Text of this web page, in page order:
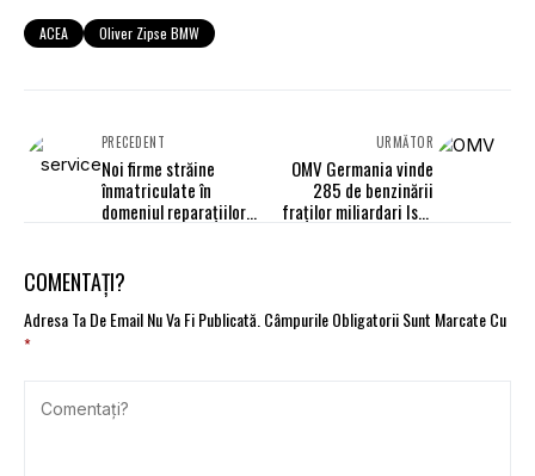
ACEA Oliver Zipse BMW
PRECEDENT
Noi firme străine
înmatriculate în
domeniul reparaţiilor
URMĂTOR
OMV Germania vinde
285 de benzinării
fraților miliardari Issa
COMENTAȚI?
Adresa Ta De Email Nu Va Fi Publicată.Câmpurile Obligatorii Sunt Marcate Cu
*